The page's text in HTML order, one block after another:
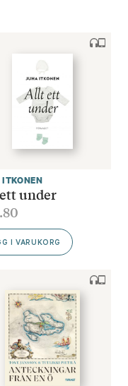
ITKONEN
under
I VARUKORG